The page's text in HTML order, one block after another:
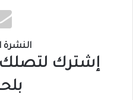
النشرة
إشترك لتصلك